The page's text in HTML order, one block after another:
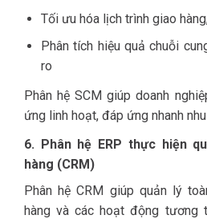
Tối ưu hóa lịch trình giao
Phân tích hiệu quả chuỗi
ro
Phân hệ SCM giúp doanh
ứng linh hoạt, đáp ứng nhanh
6. Phân hệ ERP thực hiện
hàng (CRM)
Phân hệ CRM giúp quản lý
hàng và các hoạt động tương